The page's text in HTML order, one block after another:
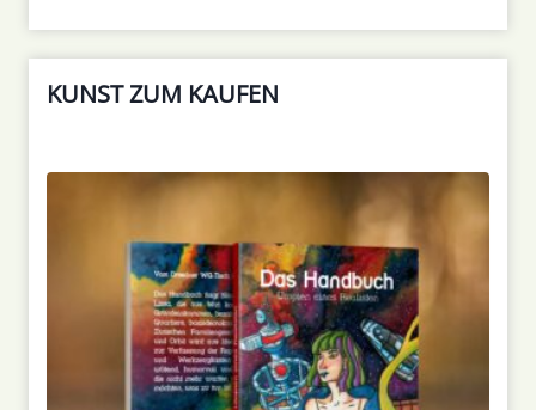
KUNST ZUM KAUFEN